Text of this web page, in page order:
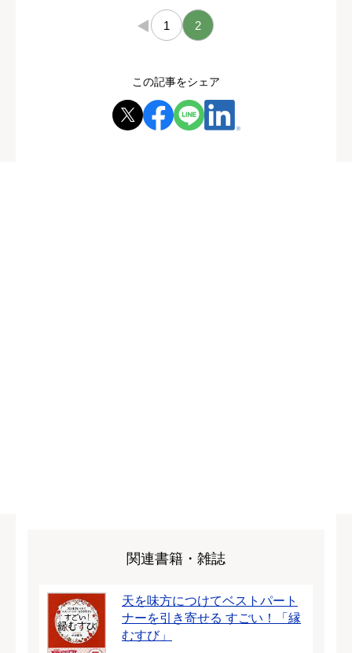
← 1 2
この記事をシェア
関連書籍・雑誌
天を味方につけてベストパート
ナーを引き寄せる すごい！「縁
むすび」